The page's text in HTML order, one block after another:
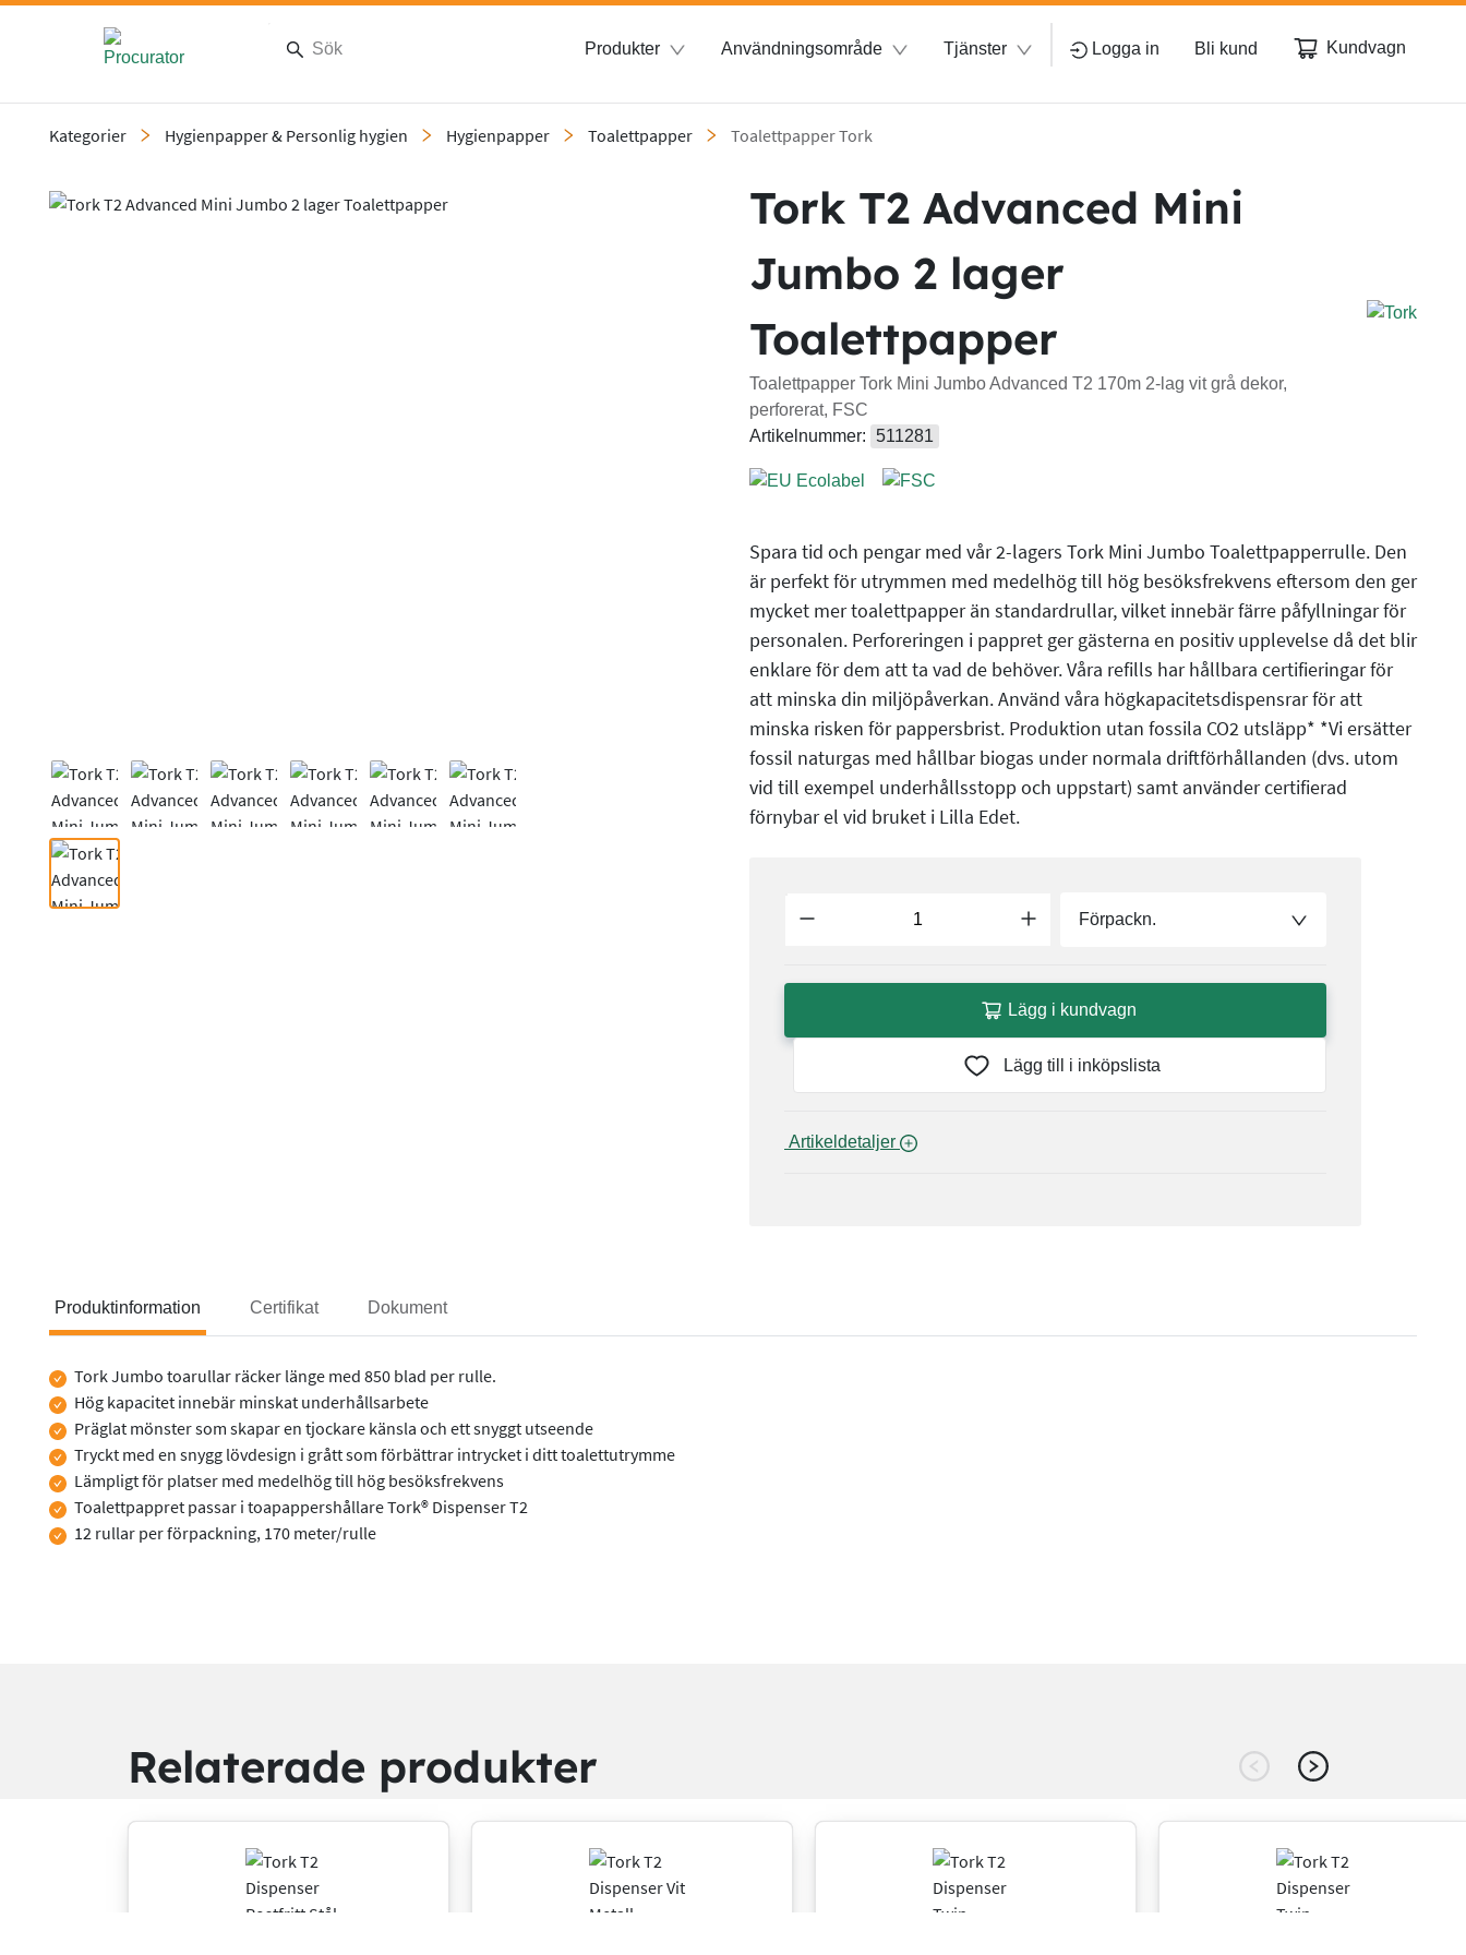
Produkter Användningsområde Tjänster Logga in Bli kund Kundvagn
Kategorier Hygienpapper & Personlig hygien Hygienpapper Toalettpapper Toalettpapper Tork
Slide 7 of 7
Tork T2 Advanced Mini
Jumbo 2 lager
Toalettpapper
Toalettpapper Tork Mini Jumbo Advanced T2 170m 2-lag vit grå dekor,
perforerat, FSC
Artikelnummer: 511281
Spara tid och pengar med vår 2-lagers Tork Mini Jumbo Toalettpapperrulle. Den
är perfekt för utrymmen med medelhög till hög besöksfrekvens eftersom den ger
mycket mer toalettpapper än standardrullar, vilket innebär färre påfyllningar för
personalen. Perforeringen i pappret ger gästerna en positiv upplevelse då det blir
enklare för dem att ta vad de behöver. Våra refills har hållbara certifieringar för
att minska din miljöpåverkan. Använd våra högkapacitetsdispensrar för att
minska risken för pappersbrist. Produktion utan fossila CO2 utsläpp* *Vi ersätter
fossil naturgas med hållbar biogas under normala driftförhållanden (dvs. utom
vid till exempel underhållsstopp och uppstart) samt använder certifierad
förnybar el vid bruket i Lilla Edet.
Förpackn.
Lägg i kundvagn
Lägg till i inköpslista
Produktinformation Certifikat Dokument
Produktinformation
Tork Jumbo toarullar räcker länge med 850 blad per rulle.
Hög kapacitet innebär minskat underhållsarbete
Präglat mönster som skapar en tjockare känsla och ett snyggt utseende
Tryckt med en snygg lövdesign i grått som förbättrar intrycket i ditt toalettutrymme
Lämpligt för platser med medelhög till hög besöksfrekvens
Toalettpappret passar i toapappershållare Tork® Dispenser T2
12 rullar per förpackning, 170 meter/rulle
Relaterade produkter